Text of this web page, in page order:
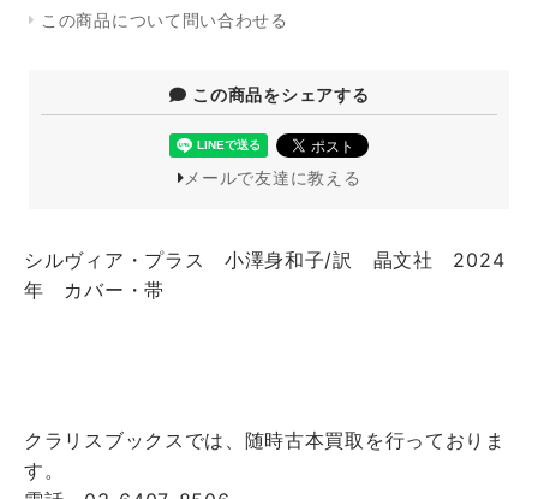
この商品について問い合わせる
この商品をシェアする
メールで友達に教える
シルヴィア・プラス 小澤身和子/訳 晶文社 2024
年 カバー・帯
クラリスブックスでは、随時古本買取を行っておりま
す。